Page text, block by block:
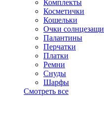
Комплекты
Косметички
Кошельки
Очки
Палантины
Перчатки
Платки
Ремни
Снуды
Шарфы
Смотреть все